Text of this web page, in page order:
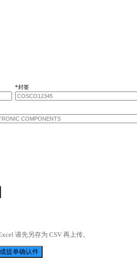
*封签
请先另存为 CSV 再上传。
提单确认件